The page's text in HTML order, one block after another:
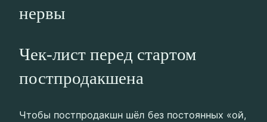
нервы
Чек-лист перед стартом
постпродакшена
Чтобы постпродакшн шёл без постоянных «ой,